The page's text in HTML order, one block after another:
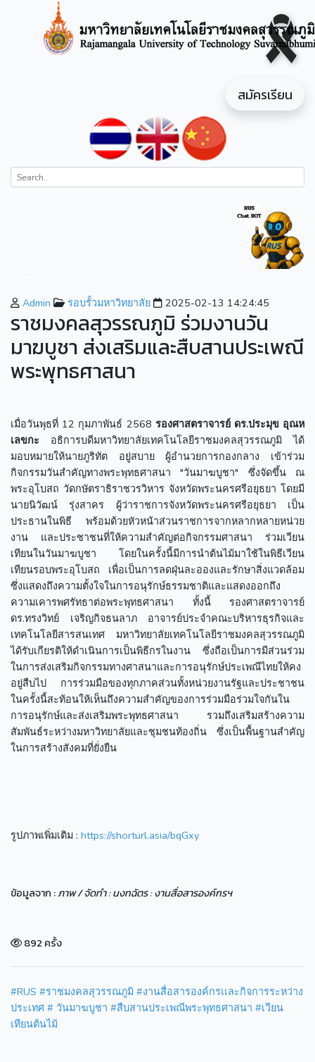
สมัครเรียน
Admin รอบรั้วมหาวิทยาลัย 2025-02-13 14:24:45
ราชมงคลสุวรรณภูมิ ร่วมงานวัน
มาฆบูชา ส่งเสริมและสืบสานประเพณี
พระพุทธศาสนา
เมื่อวันพุธที่ 12 กุมภาพันธ์ 2568 รองศาสตราจารย์ ดร.ประมุข อุณห
เลขกะ อธิการบดีมหาวิทยาลัยเทคโนโลยีราชมงคลสุวรรณภูมิ ได้
มอบหมายให้นายภูริทัต อยู่สบาย ผู้อำนวยการกองกลาง เข้าร่วม
กิจกรรมวันสำคัญทางพระพุทธศาสนา "วันมาฆบูชา" ซึ่งจัดขึ้น ณ
พระอุโบสถ วัดกษัตราธิราชวรวิหาร จังหวัดพระนครศรีอยุธยา โดยมี
นายนิวัฒน์ รุ่งสาคร ผู้ว่าราชการจังหวัดพระนครศรีอยุธยา เป็น
ประธานในพิธี พร้อมด้วยหัวหน้าส่วนราชการจากหลากหลายหน่วย
งาน และประชาชนที่ให้ความสำคัญต่อกิจกรรมศาสนา ร่วมเวียน
เทียนในวันมาฆบูชา โดยในครั้งนี้มีการนำต้นไม้มาใช้ในพิธีเวียน
เทียนรอบพระอุโบสถ เพื่อเป็นการลดฝุ่นละอองและรักษาสิ่งแวดล้อม
ซึ่งแสดงถึงความตั้งใจในการอนุรักษ์ธรรมชาติและแสดงออกถึง
ความเคารพศรัทธาต่อพระพุทธศาสนา ทั้งนี้ รองศาสตราจารย์
ดร.ทรงวิทย์ เจริญกิจธนลาภ อาจารย์ประจำคณะบริหารธุรกิจและ
เทคโนโลยีสารสนเทศ มหาวิทยาลัยเทคโนโลยีราชมงคลสุวรรณภูมิ
ได้รับเกียรติให้ดำเนินการเป็นพิธีกรในงาน ซึ่งถือเป็นการมีส่วนร่วม
ในการส่งเสริมกิจกรรมทางศาสนาและการอนุรักษ์ประเพณีไทยให้คง
อยู่สืบไป การร่วมมือของทุกภาคส่วนทั้งหน่วยงานรัฐและประชาชน
ในครั้งนี้สะท้อนให้เห็นถึงความสำคัญของการร่วมมือร่วมใจกันใน
การอนุรักษ์และส่งเสริมพระพุทธศาสนา รวมถึงเสริมสร้างความ
สัมพันธ์ระหว่างมหาวิทยาลัยและชุมชนท้องถิ่น ซึ่งเป็นพื้นฐานสำคัญ
ในการสร้างสังคมที่ยั่งยืน
รูปภาพเพิ่มเติม : https://shorturl.asia/bqGxy
ข้อมูลจาก :ภาพ / จัดทำ : นงทฉัตร : งานสื่อสารองค์กรฯ
892 ครั้ง
#RUS #ราชมงคลสุวรรณภูมิ #งานสื่อสารองค์กรเเละกิจการระหว่าง
ประเทศ # วันมาฆบูชา #สืบสานประเพณีพระพุทธศาสนา #เวียน
เทียนต้นไม้